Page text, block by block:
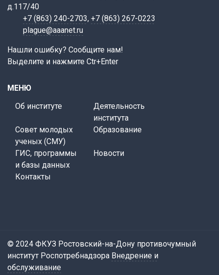
д.117/40
+7 (863) 240-2703, +7 (863) 267-0223
plague@aaanet.ru
Нашли ошибку? Сообщите нам!
Выделите и нажмите Ctr+Enter
МЕНЮ
Об институте
Деятельность
института
Совет молодых
ученых (СМУ)
Образование
ГИС, программы
и базы данных
Новости
Контакты
© 2024 ФКУЗ Ростовский-на-Дону противочумный
институт Роспотребнадзора Внедрение и
обслуживание